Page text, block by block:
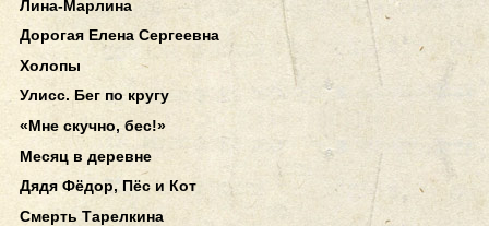
Лина-Марлина
Дорогая Елена Сергеевна
Холопы
Улисс. Бег по кругу
«Мне скучно, бес!»
Месяц в деревне
Дядя Фёдор, Пёс и Кот
Смерть Тарелкина